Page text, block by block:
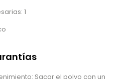
1
Sacar el polvo con un